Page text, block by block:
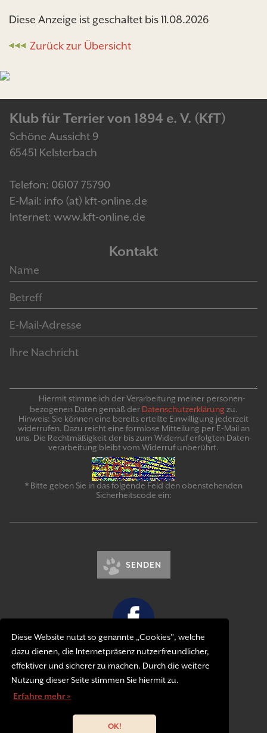
Diese Website nutzt so genannte „Cookies”, welche
dazu dienen, die Internetpräsenz nutzerfreundlicher,
effektiver und sicherer zu machen. Durch die weitere
Nutzung dieser Seite stimmen Sie hiermit zu.
Erfahre mehr »
OK!
Diese Anzeige ist geschaltet bis 11.08.2026
Zurück zur Übersicht
Klub für Terrier von 1894 e. V. (KfT)
Schöne Aussicht 9
65451 Kelsterbach
Telefon: 06107 75790
E-Mail: info (at) kft-online.de
Internet: www.kft-online.de
Kontakt
Hiermit stimme ich der Verarbeitung meiner personen­
bezogenen Daten gemäß der Daten­schutz­er­klär­ung zu.
Hinweis: Sie können eine bereits erteilte Ein­willigung jeder­zeit
widerrufen. Dazu reicht eine formlose Mitteilung per E-Mail an
uns. Die Recht­mäßigkeit der bis zum Widerruf erfolgten Daten­
verarbeitung bleibt vom Wider­ruf un­be­rührt.
* Bitte geben Sie in das folgende Feld den obenstehenden
Sicherheitscode ein:
SENDEN
Impressum
Datenschutzerklärung